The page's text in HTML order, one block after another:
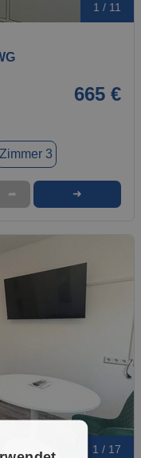
1 / 11
665 €
Zimmer 3
➦ ➜
1 / 17